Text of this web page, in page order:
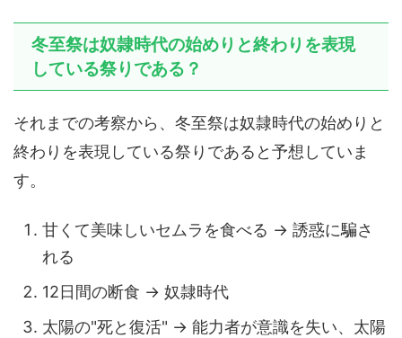
冬至祭は奴隷時代の始めりと終わりを表現
している祭りである？
それまでの考察から、冬至祭は奴隷時代の始めりと
終わりを表現している祭りであると予想していま
す。
甘くて美味しいセムラを食べる → 誘惑に騙さ
れる
12日間の断食 → 奴隷時代
太陽の"死と復活" → 能力者が意識を失い、太陽